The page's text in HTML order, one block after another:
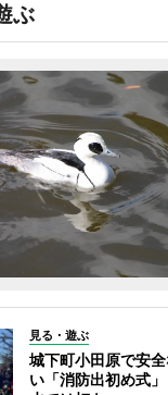
ぶ
見る・遊ぶ
城下町小田原で安
い「消防出初め式